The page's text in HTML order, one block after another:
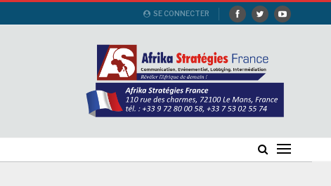
SE CONNECTER